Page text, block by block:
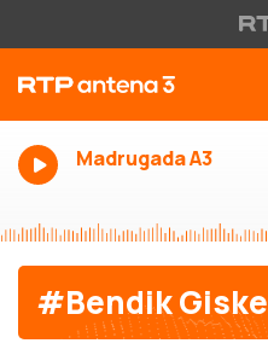
Madrugada A3
#Bendik Giske